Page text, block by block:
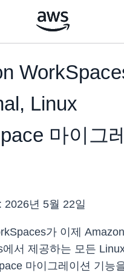
Linux
마이그
2026년 5월 22일
가 이제 Amazon
서 제공하는 모든
마이그레이션 기능